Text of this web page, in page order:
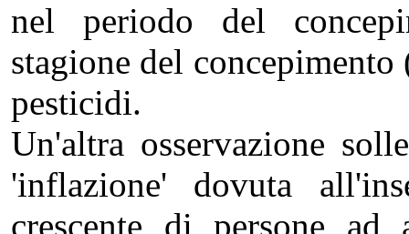
nel periodo del
stagione del
pesticidi.
Un'altra osservazione
'inflazione' dovuta
crescente di persone ad